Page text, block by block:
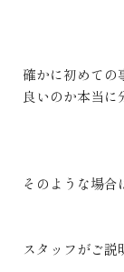
確かに初めての
良いのか本当に
そのような場合
スタッフがご説